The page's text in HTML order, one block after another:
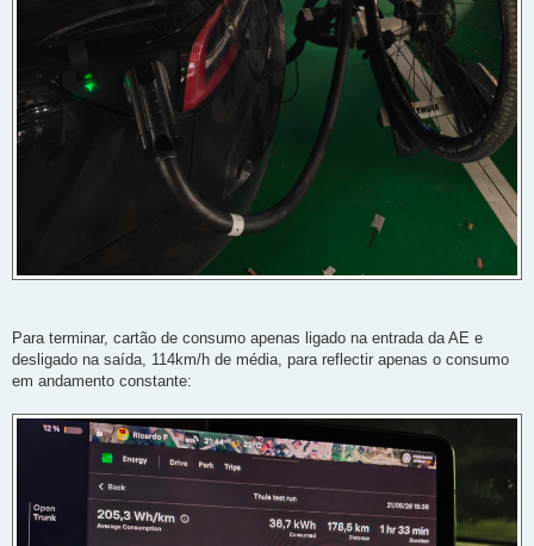
Para terminar, cartão de consumo apenas ligado na entrada da AE e
desligado na saída, 114km/h de média, para reflectir apenas o consumo
em andamento constante: